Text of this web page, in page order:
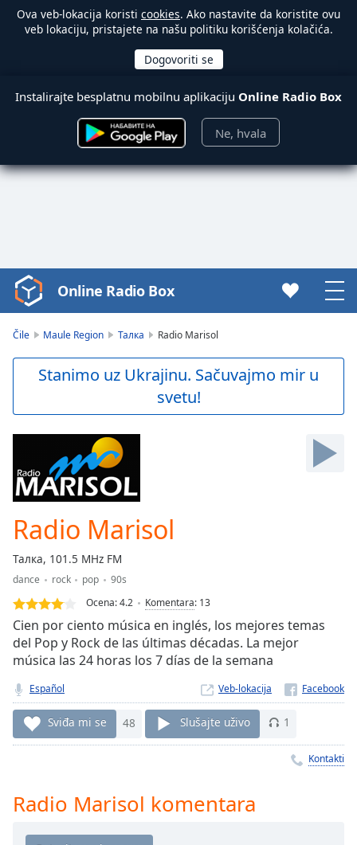
Ova veb-lokacija koristi cookies. Ako nastavite da koristite ovu
veb lokaciju, pristajete na našu politiku korišćenja kolačića.
Instalirajte besplatnu mobilnu aplikaciju Online Radio Box
Ne, hvala
Video
Player
Skip
Mute
Current
Loaded:
0.00%
Stream
Type
Seek to
live,
currently
live
LIVE
Remaining
Time-
Rate
Chapters
Online Radio Box
Čile Maule Region Талка Radio Marisol
Stanimo uz Ukrajinu. Sačuvajmo mir u
svetu!
Radio Marisol
Талка, 101.5 MHz FM
dance rock pop
90s
Ocena:4.2 Komentara: 13
Cien por ciento música en inglés, los mejores temas
del Pop y Rock de las últimas décadas. La mejor
música las 24 horas los 7 días de la semana
Español Veb-lokacija
Sviđa mi se 48 Slušajte uživo 1
Kontakti
Radio Marisol komentara